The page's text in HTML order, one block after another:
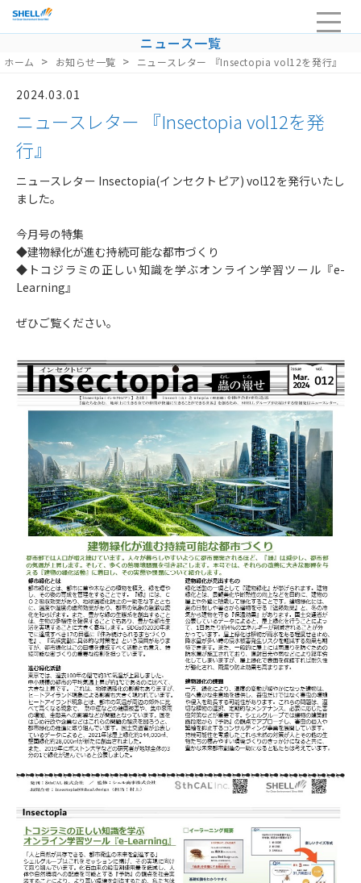
HOME
当社の強み・品質
ニュース一覧
ホーム > お知らせ一覧 > ニュースレター 『Insectopia vol12を発行』
2024.03.01
ニュースレター 『Insectopia vol12を発
行』
ニュースレター Insectopia(インセクトピア) vol12を発行いたし
ました。
今月号の特集
◆建物緑化が進む持続可能な都市づくり
◆トコジラミの正しい知識を学ぶオンライン学習ツール『e-
Learning』
ぜひご覧ください。